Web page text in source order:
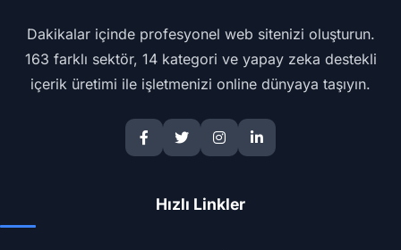
Dakikalar içinde profesyonel web sitenizi oluşturun.
163 farklı sektör, 14 kategori ve yapay zeka destekli
içerik üretimi ile işletmenizi online dünyaya taşıyın.
Hızlı Linkler